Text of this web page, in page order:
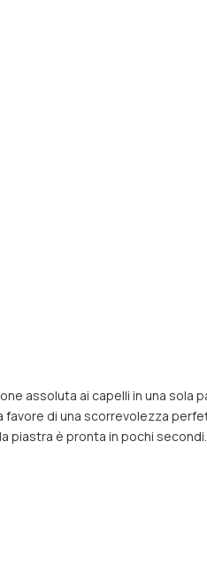
assoluta ai capelli in una sola
di una scorrevolezza
piastra è pronta in pochi secondi.